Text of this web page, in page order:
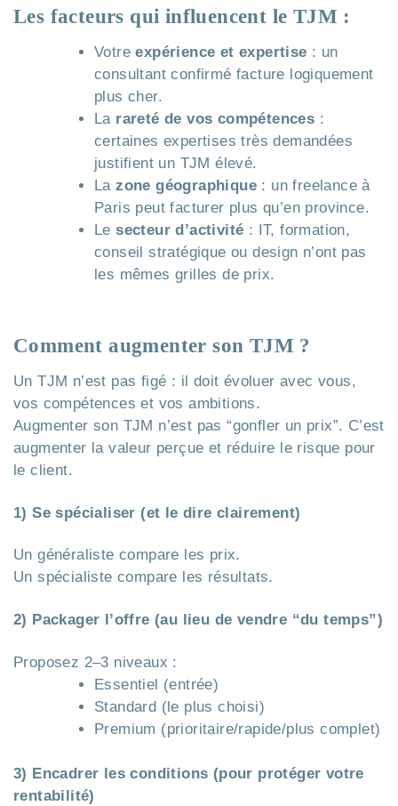
Les facteurs qui influencent le TJM :
Votreexpérience et expertise : un
consultant confirmé facture logiquement
plus cher.
La rareté de vos compétences :
certaines expertises très demandées
justifient un TJM élevé.
Lazone géographique : un freelance à
Paris peut facturer plus qu’en province.
Lesecteur d’activité : IT, formation,
conseil stratégique ou design n’ont pas
les mêmes grilles de prix.
Comment augmenter son TJM ?
Un TJM n’est pas figé : il doit évoluer avec vous,
vos compétences et vos ambitions.
Augmenter son TJM n’est pas “gonfler un prix”. C’est
augmenter la valeur perçue et réduire le risque pour
le client.
1) Se spécialiser (et le dire clairement)
Un généraliste compare les prix.
Un spécialiste compare les résultats.
2) Packager l’offre (au lieu de vendre “du temps”)
Proposez 2–3 niveaux :
Essentiel (entrée)
Standard (le plus choisi)
Premium (prioritaire/rapide/plus complet)
3) Encadrer les conditions (pour protéger votre
rentabilité)